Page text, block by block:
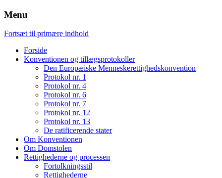
Menu
Fortsæt til primære indhold
Forside
Konventionen og tillægsprotokoller
Den Europæiske Menneskerettighedskonvention
Protokol nr. 1
Protokol nr. 4
Protokol nr. 6
Protokol nr. 7
Protokol nr. 12
Protokol nr. 13
De ratificerende stater
Om Konventionen
Om Domstolen
Rettighederne og processen
Fortolkningsstil
Rettighederne